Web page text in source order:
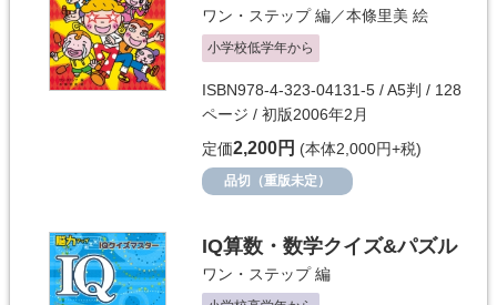
ワン・ステップ編／本條里美 絵
小学校低学年から
ISBN978-4-323-04131-5 / A5判 / 128
ページ / 初版2006年2月
定価2,200円 (本体2,000円+税)
品切（重版未定）
IQ算数・数学クイズ&パズル
ワン・ステップ編